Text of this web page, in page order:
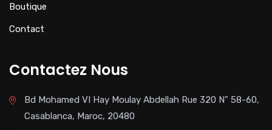
Boutique
Contact
Contactez Nous
Bd Mohamed VI Hay Moulay Abdellah Rue 320 N" 58-60,
Casablanca, Maroc, 20480